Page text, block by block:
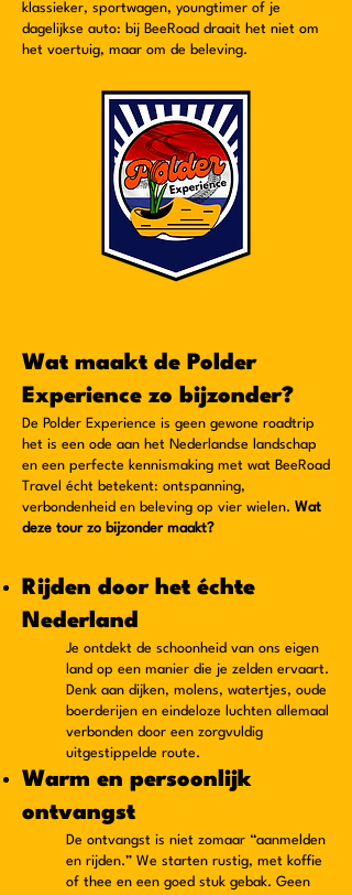
klassieker, sportwagen, youngtimer of je
dagelijkse auto: bij BeeRoad draait het niet om
het voertuig, maar om de beleving.
Wat maakt de Polder
Experience zo bijzonder?
De Polder Experience is geen gewone roadtrip
het is een ode aan het Nederlandse landschap
en een perfecte kennismaking met wat BeeRoad
Travel écht betekent: ontspanning,
verbondenheid en beleving op vier wielen. Wat
deze tour zo bijzonder maakt?
Rijden door het échte
Nederland
Je ontdekt de schoonheid van ons eigen
land op een manier die je zelden ervaart.
Denk aan dijken, molens, watertjes, oude
boerderijen en eindeloze luchten allemaal
verbonden door een zorgvuldig
uitgestippelde route.
Warm en persoonlijk
ontvangst
De ontvangst is niet zomaar “aanmelden
en rijden.” We starten rustig, met koffie
of thee en een goed stuk gebak. Geen